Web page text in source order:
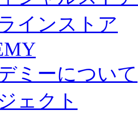
インストア
ミーについて
ェクト